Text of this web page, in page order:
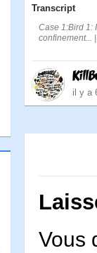
Transcript
Case 1:Bird 1:
confinement...
il y a
Vous